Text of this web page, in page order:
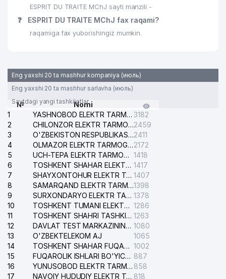
29 QUVNOQ YOZ OROMGOHI MChJ
EAST STARK-TV XUSUSIY
32 GIZA FASHION HOUSE MChJ
CHINA PETROLEUM TECHNOLOGY
& DEVELOPMENT CORPORATION
VAKOLATXONA
IPLUS MChJ
HUAWEI TECH INVESTMENT
TASHKENT XK MChJ
EASTERN OILGAS SERVICE XK
MChJ
LANISEL MChJ
BANAM KIM MChJ
ELGA XIZMAT MIROBOD MChJ
ESPRIT DU TRAITE MChJ sayti manzili -
❓ ESPRIT DU TRAITE MChJ fax raqami?
raqamiga fax yuborishingiz mumkin.
Eng yaxshi 20 ta mashhur kompaniya (июль)
Eng yaxshi 20 ta mashhur sarlavha (июль)
Saytdagi yangi tashkilotlar
№
Nomi
1
YASHNOBOD ELEKTR TARMOG'I NOSOZLIKLARI XIZMATI 3182
2
CHILONZOR ELEKTR TARMOG'I NOSOZLIK XIZMATI2459
3
O'ZBEKISTON RESPUBLIKASI BOSH PROKURATURASI ISHONCH TELEFONI2411
4
OLMAZOR ELEKTR TARMOG'I NOSOZLIKLARI XIZMATI2172
5
UCH-TEPA ELEKTR TARMOG'I NOSOZLIKLARI XIZMATI 1418
6
TOSHKENT SHAHAR ELEKTR TARMOQLARI KORXONASI AJ 1417
7
SHAYXONTOHUR ELEKTR TARMOG'I NOSOZLIKLARINI TUZATISH XIZMATI 1407
8
SAMARQAND ELEKTR TARMOQLARI AJ1398
9
SURXONDARYO ELEKTR TARMOQLARI AJ 1378
10
TOSHKENT TUMANI ELEKTR TARMOG'I AVARIYA XIZMATI 1286
11
TOSHKENT SHAHRI TASHKILOT TELEFONLARI HAQIDA MA'LUMOT BYUROSI 1263
12
DAVLAT TEST MARKAZINING ISHONCH TELEFONLARI 1080
13
O'ZBEKTELEKOM AJ
1065
14
TOSHKENT SHAHAR FUQAROLIK ISHLARI BO'YICHA SUDI 1002
15
FUQAROLIK ISHLARI BO'YICHA YAKKASAROY TUMANLARARO SUDI 887
16
YUNUSOBOD ELEKTR TARMOG'I NOSOZLIKLARI XIZMATI 858
17
NAVOIY HUDUDIY ELEKTR TARMOQLARI KORXONASI AJ 818